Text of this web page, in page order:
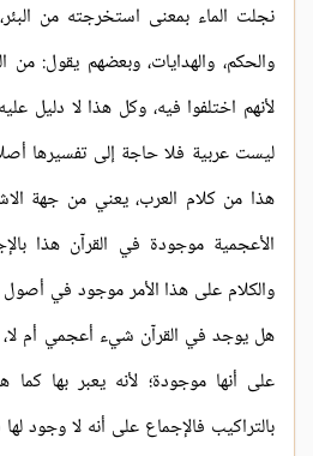
نجلت الماء بمعنى استخرجته من
والحكم، والهدايات، وبعضهم يقول: من
لأنهم اختلفوا فيه، وكل هذا لا دليل
ليست عربية فلا حاجة إلى تفسيرها
هذا من كلام العرب، يعني من جهة
الأعجمية موجودة في القرآن هذا
والكلام على هذا الأمر موجود في أصول
هل يوجد في القرآن شيء أعجمي أم لا،
على أنها موجودة؛ لأنه يعبر بها كما
بالتراكيب فالإجماع على أنه لا وجود